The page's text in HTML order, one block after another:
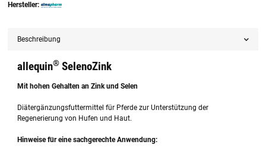
Hersteller:
Beschreibung
allequin® SelenoZink
Mit hohen Gehalten an Zink und Selen
Diätergänzungsfuttermittel für Pferde zur Unterstützung der
Regenerierung von Hufen und Haut.
Hinweise für eine sachgerechte Anwendung: